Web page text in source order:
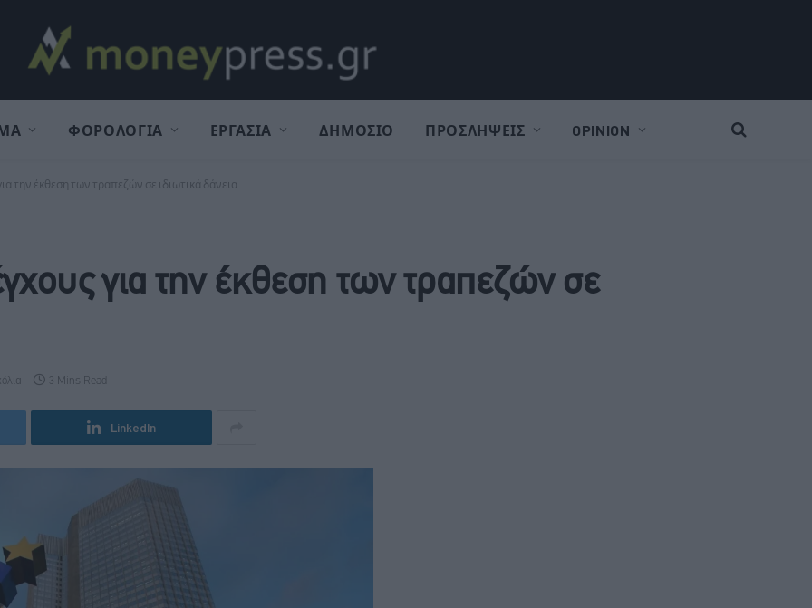
ΦΟΡΟΛΟΓΙΑ ΕΡΓΑΣΙΑ ΔΗΜΟΣΙΟ ΠΡΟΣΛΗΨΕΙΣ OPINION
την έκθεση των τραπεζών σε ιδιωτικά δάνεια
για την έκθεση των τραπεζών σε
3 Mins Read
LinkedIn